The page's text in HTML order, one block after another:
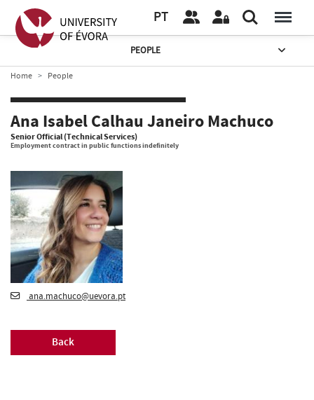
PT
PEOPLE
Home People
Ana Isabel Calhau Janeiro Machuco
Senior Official (Technical Services)
Employment contract in public functions indefinitely
ana.machuco@uevora.pt
Back